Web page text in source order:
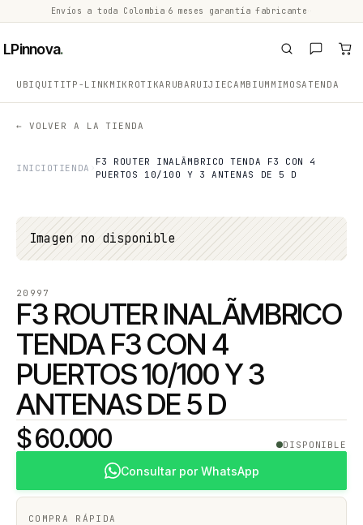
Envíos a toda Colombia 6 meses garantía fabricante
LPinnova.
UBIQUITITP-LINK MIKROTIKARUBA RUIJIECAMBIUM MIMOSATENDA
← VOLVER A LA TIENDA
INICIOTIENDA
F3 ROUTER INALÃMBRICO TENDA F3 CON 4
PUERTOS 10/100 Y 3 ANTENAS DE 5 D
Imagen no disponible
20997
F3 ROUTER INALÃMBRICO
TENDA F3 CON 4
PUERTOS 10/100 Y 3
ANTENAS DE 5 D
$ 60.000 DISPONIBLE
Consultar por WhatsApp
COMPRA RÁPIDA